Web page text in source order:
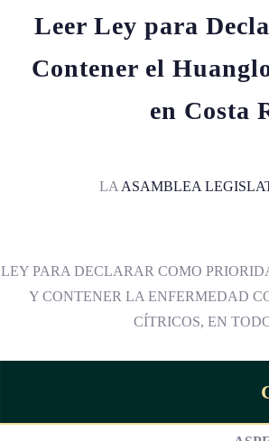
Leer Ley para
Contener el
en Costa
LA ASAMBLEA
LEY PARA DECLARAR COMO
Y CONTENER LA ENFERMEDAD
CÍTRICOS, EN